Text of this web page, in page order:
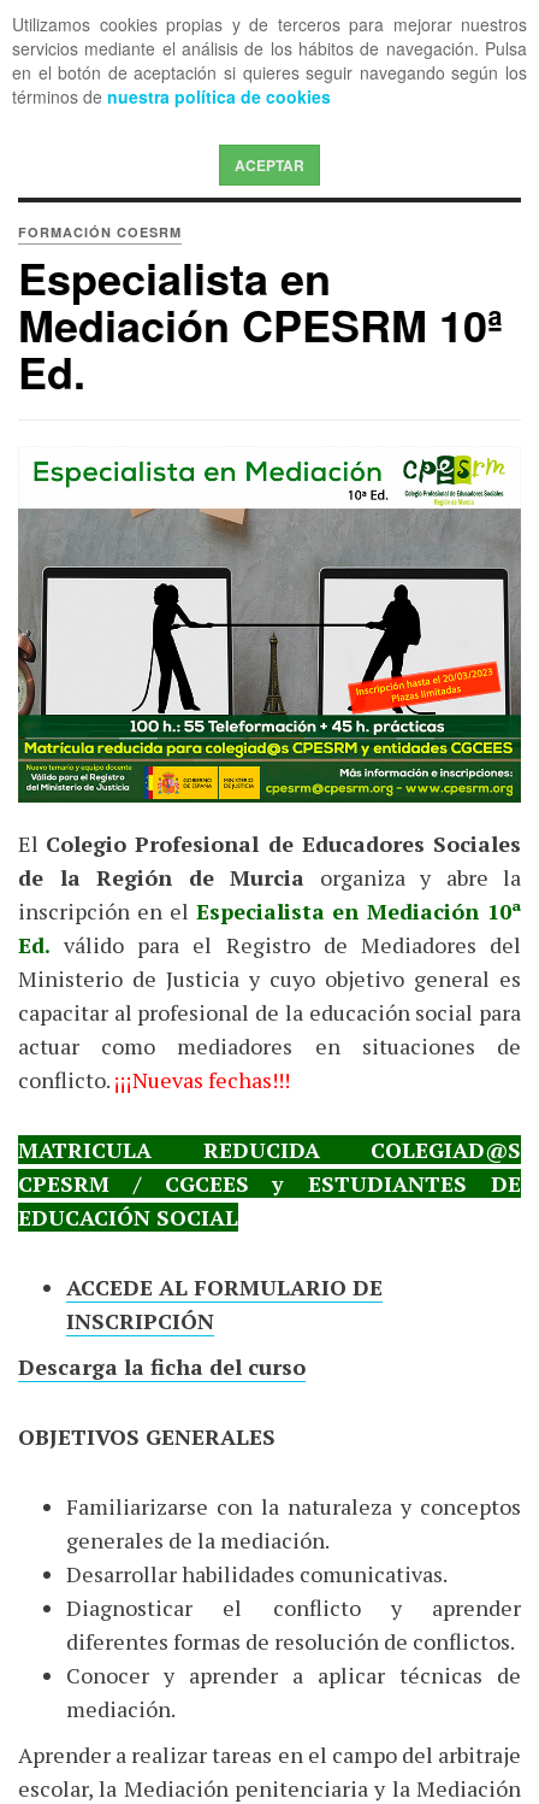
Utilizamos cookies propias y de terceros para mejorar nuestros
servicios mediante el análisis de los hábitos de navegación. Pulsa
en el botón de aceptación si quieres seguir navegando según los
términos de nuestra política de cookies
ACEPTAR
OFF CANVAS
FORMACIÓN COESRM
Especialista en
Mediación CPESRM 10ª
Ed.
El Colegio Profesional de Educadores Sociales
de la Región de Murcia organiza y abre la
inscripción en el Especialista en Mediación 10ª
Ed. válido para el Registro de Mediadores del
Ministerio de Justicia y cuyo objetivo general es
capacitar al profesional de la educación social para
actuar como mediadores en situaciones de
conflicto. ¡¡¡Nuevas fechas!!!
MATRICULA REDUCIDA COLEGIAD@S
CPESRM / CGCEES y ESTUDIANTES DE
EDUCACIÓN SOCIAL
ACCEDE AL FORMULARIO DE
INSCRIPCIÓN
Descarga la ficha del curso
OBJETIVOS GENERALES
Familiarizarse con la naturaleza y conceptos
generales de la mediación.
Desarrollar habilidades comunicativas.
Diagnosticar el conflicto y aprender
diferentes formas de resolución de conflictos.
Conocer y aprender a aplicar técnicas de
mediación.
Aprender a realizar tareas en el campo del arbitraje
escolar, la Mediación penitenciaria y la Mediación